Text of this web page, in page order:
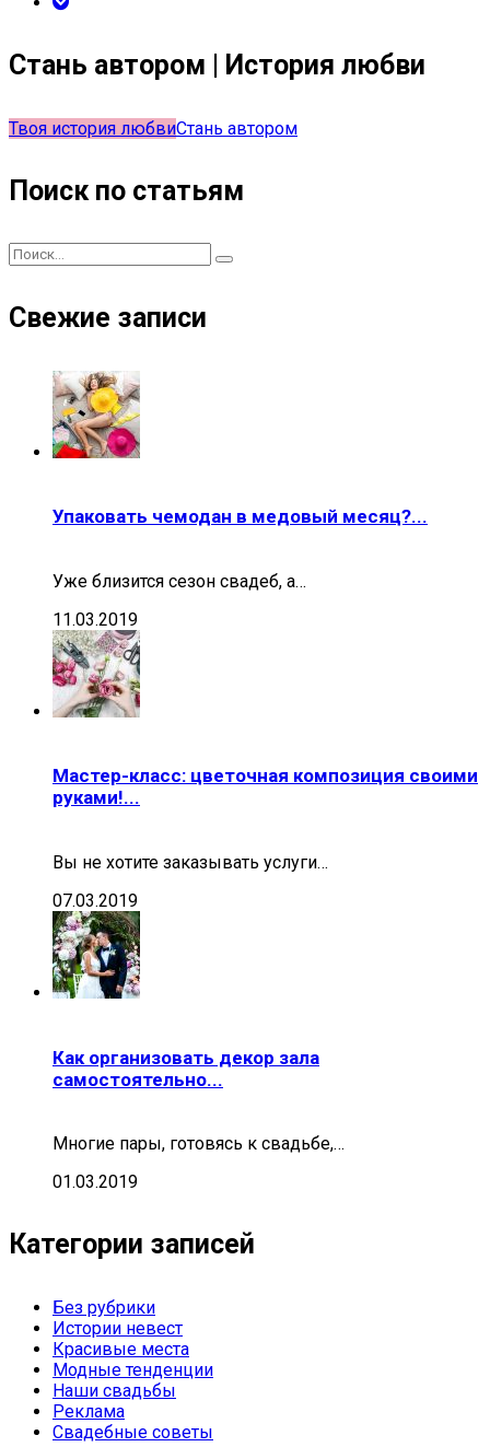
Стань автором | История любви
Твоя история любвиСтань автором
Поиск по статьям
Свежие записи
Упаковать чемодан в медовый месяц?...
Уже близится сезон свадеб, а…
11.03.2019
Мастер-класс: цветочная композиция своими
руками!...
Вы не хотите заказывать услуги…
07.03.2019
Как организовать декор зала
самостоятельно...
Многие пары, готовясь к свадьбе,…
01.03.2019
Категории записей
Без рубрики
Истории невест
Красивые места
Модные тенденции
Наши свадьбы
Реклама
Свадебные советы